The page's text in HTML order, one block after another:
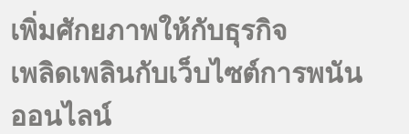
เพิ่มศักยภาพให้กับธุรกิจ
เพลิดเพลินกับเว็บไซต์การพนัน
ออนไลน์